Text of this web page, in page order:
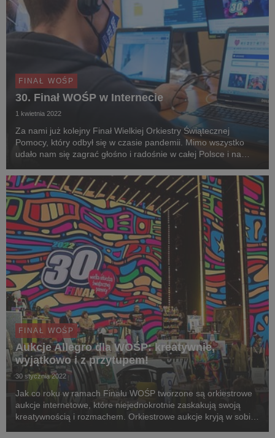
FINAŁ WOŚP
30. Finał WOŚP w Internecie
1 kwietnia 2022
Za nami już kolejny Finał Wielkiej Orkiestry Świątecznej
Pomocy, który odbył się w czasie pandemii. Mimo wszystko
udało nam się zagrać głośno i radośnie w całej Polsce i na
ma w tym Internet, dzięki któremu mogli...
FINAŁ WOŚP
Aukcje Allegro dla WOŚP: kreatywnie,
wyjątkowo i z przytupem!
30 stycznia 2022
Jak co roku w ramach Finału WOŚP tworzone są orkiestrowe
aukcje internetowe, które niejednokrotnie zaskakują swoją
kreatywnością i rozmachem. Orkiestrowe aukcje kryją w sobie